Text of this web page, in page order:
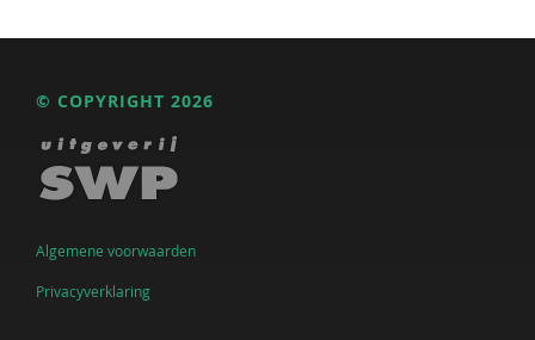
© COPYRIGHT 2026
Algemene voorwaarden
Privacyverklaring